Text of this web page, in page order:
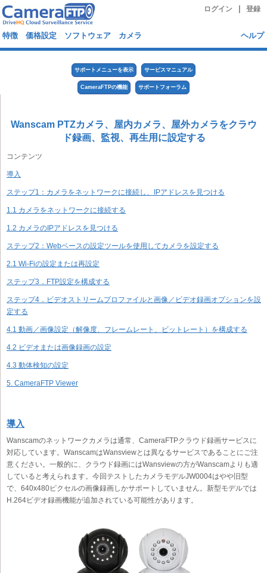
ログイン 登録
特徴 価格設定 ソフトウェア カメラ ヘルプ
サポートメニューを表示 サービスマニュアル
CameraFTPの機能 サポートフォーラム
Wanscam PTZカメラ、屋内カメラ、屋外カメラをクラウ
ド録画、監視、再生用に設定する
コンテンツ
導入
ステップ1：カメラをネットワークに接続し、IPアドレスを見つける
1.1 カメラをネットワークに接続する
1.2 カメラのIPアドレスを見つける
ステップ2：Webベースの設定ツールを使用してカメラを設定する
2.1 Wi-Fiの設定または再設定
ステップ3．FTP設定を構成する
ステップ4．ビデオストリームプロファイルと画像／ビデオ録画オプションを設
定する
4.1 動画／画像設定（解像度、フレームレート、ビットレート）を構成する
4.2 ビデオまたは画像録画の設定
4.3 動体検知の設定
5. CameraFTP Viewer
導入
Wanscamのネットワークカメラは通常、CameraFTPクラウド録画サービスに
対応しています。WanscamはWansviewとは異なるサービスであることにご注
意ください。一般的に、クラウド録画にはWansviewの方がWanscamよりも適
していると考えられます。今回テストしたカメラモデルJW0004はやや旧型
で、640x480ピクセルの画像録画しかサポートしていません。新型モデルでは
H.264ビデオ録画機能が追加されている可能性があります。